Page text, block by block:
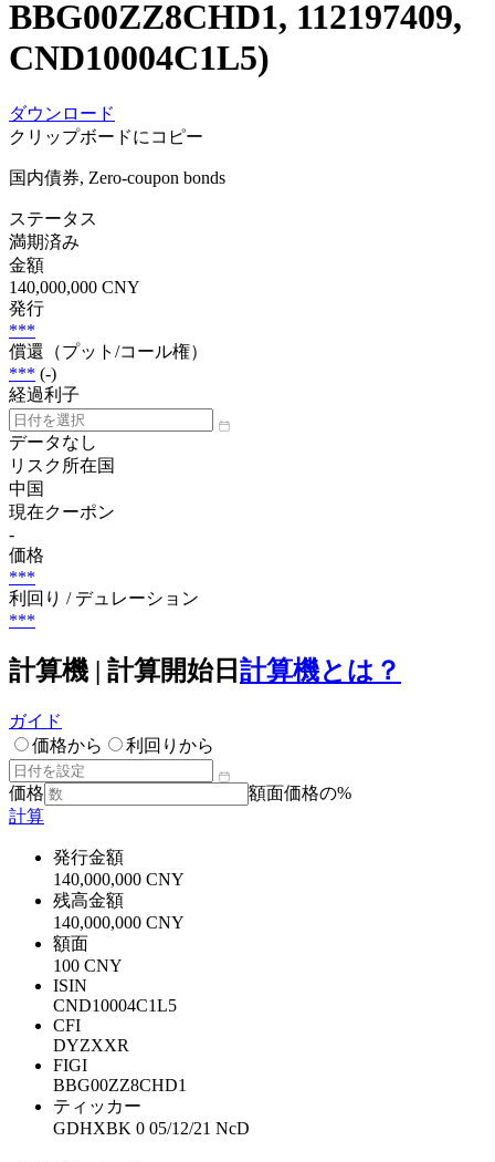
BBG00ZZ8CHD1, 112197409,
CND10004C1L5)
ダウンロード
クリップボードにコピー
国内債券, Zero-coupon bonds
ステータス
満期済み
金額
140,000,000 CNY
発行
***
償還（プット/コール権）
*** (-)
経過利子
データなし
リスク所在国
中国
現在クーポン
-
価格
***
利回り / デュレーション
***
計算機 | 計算開始日 計算機とは？
ガイド
価格から
利回りから
価格
額面価格の%
計算
発行金額
140,000,000 CNY
残高金額
140,000,000 CNY
額面
100 CNY
ISIN
CND10004C1L5
CFI
DYZXXR
FIGI
BBG00ZZ8CHD1
ティッカー
GDHXBK 0 05/12/21 NcD